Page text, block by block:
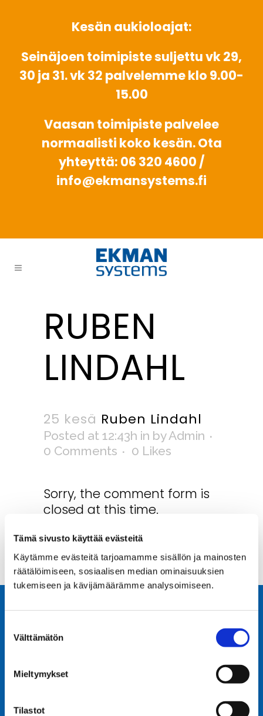
Tämä sivusto käyttää evästeitä
Käytämme evästeitä tarjoamamme sisällön ja mainosten
räätälöimiseen, sosiaalisen median ominaisuuksien
tukemiseen ja kävijämäärämme analysoimiseen.
valinta
Välttämätön
Mieltymykset
Tilastot
Kesän aukioloajat:
Seinäjoen toimipiste suljettu vk 29,
30 ja 31. vk 32 palvelemme klo 9.00-
15.00
Vaasan toimipiste palvelee
normaalisti koko kesän. Ota
yhteyttä: 06 320 4600 /
info@ekmansystems.fi
RUBEN
LINDAHL
25 kesä Ruben Lindahl
Posted at 12:43h in byAdmin
0 Comments
0 Likes
Sorry, the comment form is
closed at this time.